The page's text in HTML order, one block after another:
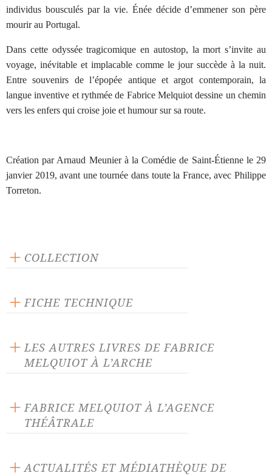
individus bousculés par la vie. Énée décide d’emmener son père
mourir au Portugal.
Dans cette odyssée tragicomique en autostop, la mort s’invite au
voyage, inévitable et implacable comme le jour succède à la nuit.
Entre souvenirs de l’épopée antique et argot contemporain, la
langue inventive et rythmée de Fabrice Melquiot dessine un chemin
vers les enfers qui croise joie et humour sur sa route.
Création par Arnaud Meunier à la Comédie de Saint-Étienne le 29
janvier 2019, avant une tournée dans toute la France, avec Philippe
Torreton.
COLLECTION
FICHE TECHNIQUE
160 pages
Prix : 15.00 €
Langue source : français
LES AUTRES LIVRES DE FABRICE
MELQUIOT À L’ARCHE
FABRICE MELQUIOT À L’AGENCE
THÉÂTRALE
ACTUALITÉS ET MÉDIATHÈQUE DE